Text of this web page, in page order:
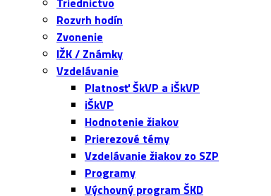
Rozvrh hodín
Zvonenie
IŽK / Známky
Vzdelávanie
Platnosť ŠkVP a iŠkVP
iŠkVP
Hodnotenie žiakov
Prierezové témy
Vzdelávanie žiakov zo SZP
Programy
Výchovný program ŠKD